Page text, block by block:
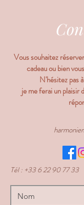
Vous souhaitez
cadeau ou bien
N'hésitez pas
.je me ferai un plaisir
Tél : +33 6 22 90 77 33